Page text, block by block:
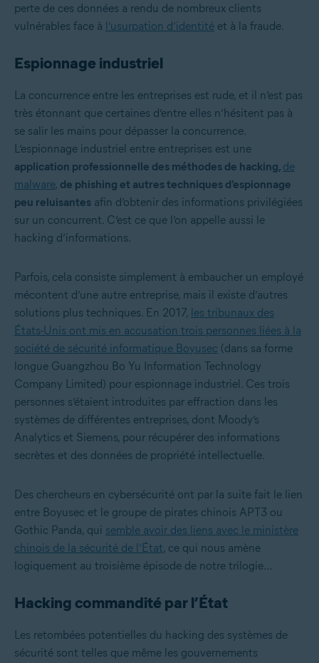
perte de ces données a rendu de nombreux clients
vulnérables face à l’usurpation d’identité et à la fraude.
Espionnage industriel
La concurrence entre les entreprises est rude, et il n’est pas
très étonnant que certaines d’entre elles n’hésitent pas à
se salir les mains pour dépasser la concurrence.
L’espionnage industriel entre entreprises est une
application professionnelle des méthodes de hacking, de
malware, de phishing et autres techniques d’espionnage
peu reluisantes afin d’obtenir des informations privilégiées
sur un concurrent. C’est ce que l’on appelle aussi le
hacking d’informations.
Parfois, cela consiste simplement à embaucher un employé
mécontent d’une autre entreprise, mais il existe d’autres
solutions plus techniques. En 2017, les tribunaux des
États-Unis ont mis en accusation trois personnes liées à la
société de sécurité informatique Boyusec (dans sa forme
longue Guangzhou Bo Yu Information Technology
Company Limited) pour espionnage industriel. Ces trois
personnes s’étaient introduites par effraction dans les
systèmes de différentes entreprises, dont Moody’s
Analytics et Siemens, pour récupérer des informations
secrètes et des données de propriété intellectuelle.
Des chercheurs en cybersécurité ont par la suite fait le lien
entre Boyusec et le groupe de pirates chinois APT3 ou
Gothic Panda, qui semble avoir des liens avec le ministère
chinois de la sécurité de l’État, ce qui nous amène
logiquement au troisième épisode de notre trilogie…
Hacking commandité par l’État
Les retombées potentielles du hacking des systèmes de
sécurité sont telles que même les gouvernements